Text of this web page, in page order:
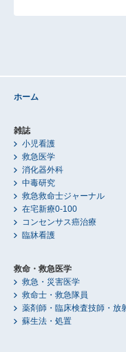
ホーム
雑誌
小児看護
救急医学
消化器外科
中毒研究
救急救命士ジャーナル
在宅新療0-100
コンセンサス癌治療
臨牀看護
救命・救急医学
救急・災害医学
救命士・救急隊員
薬剤師・臨床検査技師・放
蘇生法・処置